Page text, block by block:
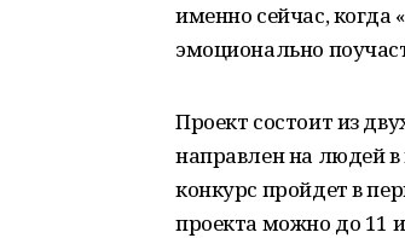
именно сейчас,
эмоционально
Проект состоит из
направлен на людей
конкурс пройдет в
проекта можно до 11